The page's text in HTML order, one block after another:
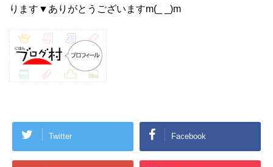
ります▼ありがとうございますm(_ _)m
Twitter Facebook